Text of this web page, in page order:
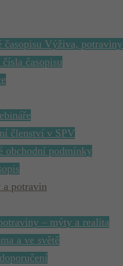
časopisu Výživa,
časopisu
členství v SPV
obchodní podmínky
a potravin
– mýty a realita
a ve světě